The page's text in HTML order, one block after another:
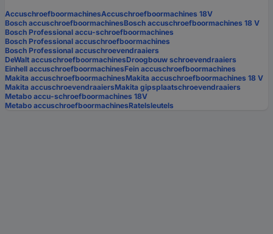
AccuschroefboormachinesAccuschroefboormachines 18V
Bosch accuschroefboormachinesBosch accuschroefboormachines 18 V
Bosch Professional accu-schroefboormachines
Bosch Professional accuschroefboormachines
Bosch Professional accuschroevendraaiers
DeWalt accuschroefboormachinesDroogbouw schroevendraaiers
Einhell accuschroefboormachinesFein accuschroefboormachines
Makita accuschroefboormachinesMakita accuschroefboormachines 18 V
Makita accuschroevendraaiersMakita gipsplaatschroevendraaiers
Metabo accu-schroefboormachines 18V
Metabo accuschroefboormachinesRatelsleutels